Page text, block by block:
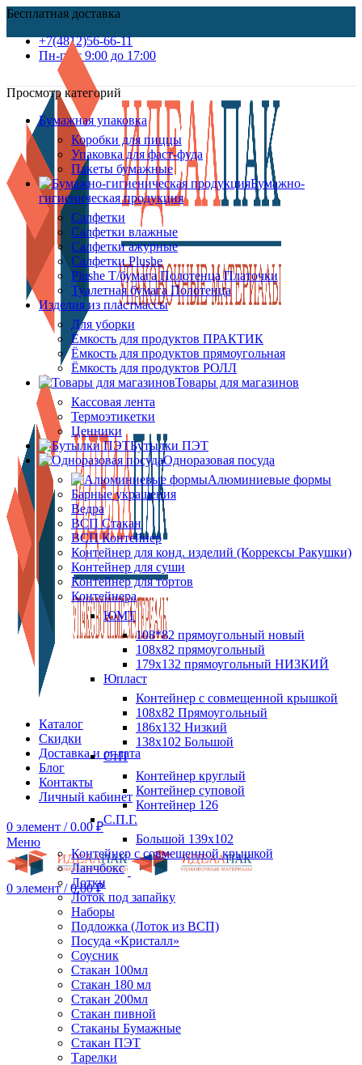
Бесплатная доставка
+7(4812)56-66-11
Пн-пт c 9:00 до 17:00
Каталог
Скидки
Доставка и оплата
Блог
Контакты
Личный кабинет
0 элемент / 0.00₽
Меню
0 элемент / 0.00₽
Просмотр категорий
Бумажная упаковка
Коробки для пиццы
Упаковка для фаст-фуда
Пакеты бумажные
Бумажно-
гигиеническая продукция
Салфетки
Салфетки влажные
Салфетки ажурные
Салфетки Plushe
Plushe Т/бумага Полотенца Платочки
Туалетная бумага Полотенца
Изделия из пластмассы
Для уборки
Ёмкость для продуктов ПРАКТИК
Ёмкость для продуктов прямоугольная
Ёмкость для продуктов РОЛЛ
Товары для магазинов
Кассовая лента
Термоэтикетки
Ценники
Бутылки ПЭТ
Одноразовая посуда
Алюминиевые формы
Барные украшения
Ведра
ВСП Стакан
ВСП Контейнер
Контейнер для конд. изделий (Коррексы Ракушки)
Контейнер для суши
Контейнер для тортов
Контейнера
ЮМТ
108*82 прямоугольный новый
108х82 прямоугольный
179х132 прямоугольный НИЗКИЙ
Юпласт
Контейнер с совмещенной крышкой
108х82 Прямоугольный
186х132 Низкий
138х102 Большой
СтП
Контейнер круглый
Контейнер суповой
Контейнер 126
С.П.Г.
Большой 139х102
Контейнер с совмещенной крышкой
Ланчбокс
Лотки
Лоток под запайку
Наборы
Подложка (Лоток из ВСП)
Посуда «Кристалл»
Соусник
Стакан 100мл
Стакан 180 мл
Стакан 200мл
Стакан пивной
Стаканы Бумажные
Стакан ПЭТ
Тарелки